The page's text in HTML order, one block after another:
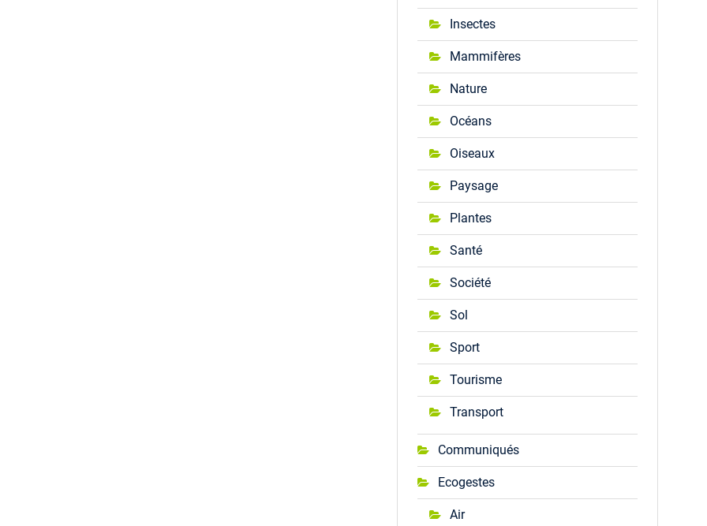
Insectes
Mammifères
Nature
Océans
Oiseaux
Paysage
Plantes
Santé
Société
Sol
Sport
Tourisme
Transport
Communiqués
Ecogestes
Air